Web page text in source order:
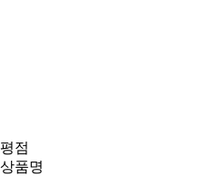
평점
상품명